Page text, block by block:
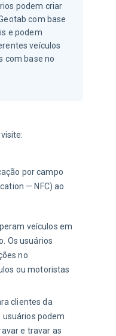
podem criar
com base
e podem
veículos
com base no
por campo
— NFC) ao
veículos em
Os usuários
no
ou motoristas
clientes da
usuários podem
e travar as